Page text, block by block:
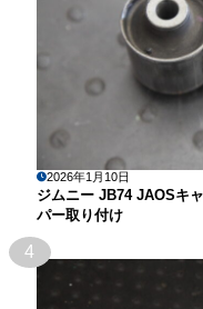
2026年1月10日
ジムニー JB74 JAOSキ
パー取り付け
4